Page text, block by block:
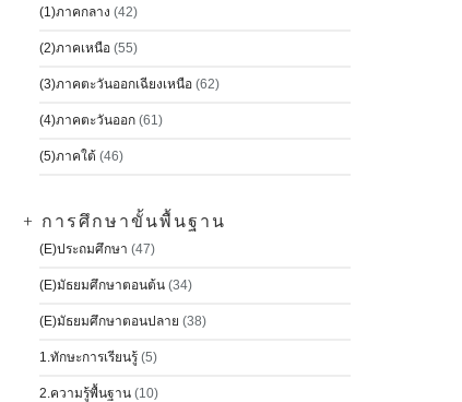
(1)ภาคกลาง (42)
(2)ภาคเหนือ (55)
(3)ภาคตะวันออกเฉียงเหนือ (62)
(4)ภาคตะวันออก (61)
(5)ภาคใต้ (46)
+ การศึกษาขั้นพื้นฐาน
(E)ประถมศึกษา (47)
(E)มัธยมศึกษาตอนต้น (34)
(E)มัธยมศึกษาตอนปลาย (38)
1.ทักษะการเรียนรู้ (5)
2.ความรู้พื้นฐาน (10)